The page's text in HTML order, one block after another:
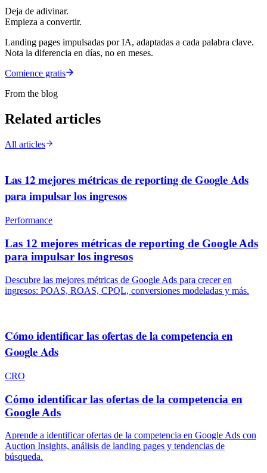
Deja de adivinar.
Empieza a convertir.
Landing pages impulsadas por IA, adaptadas a cada palabra clave.
Nota la diferencia en días, no en meses.
Comience gratis
From the blog
Related articles
All articles
Las 12 mejores métricas de reporting de Google Ads
para impulsar los ingresos
Performance
Las 12 mejores métricas de reporting de Google Ads
para impulsar los ingresos
Descubre las mejores métricas de Google Ads para crecer en
ingresos: POAS, ROAS, CPQL, conversiones modeladas y más.
Cómo identificar las ofertas de la competencia en
Google Ads
CRO
Cómo identificar las ofertas de la competencia en
Google Ads
Aprende a identificar ofertas de la competencia en Google Ads con
Auction Insights, análisis de landing pages y tendencias de
búsqueda.